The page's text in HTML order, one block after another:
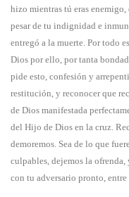
hizo mientras tú eras
pesar de tu indignidad e
entregó a la muerte. Por todo
Dios por ello, por tanta
pide esto, confesión y
restitución, y reconocer que
de Dios manifestada
del Hijo de Dios en la cruz.
demoremos. Sea de lo que
culpables, dejemos la ofrenda,
con tu adversario pronto, entre